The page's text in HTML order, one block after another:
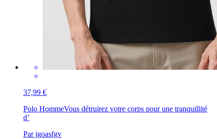
37,99 €
Polo HommeVous détruirez votre corps pour une tranquillité
d’
Par jgoasfgv